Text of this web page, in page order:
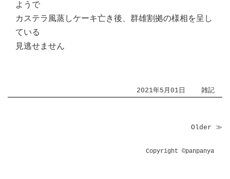
ようで
カステラ風蒸しケーキ亡き後、群雄割拠の様相を呈し
ている
見逃せません
2021年5月01日 雑記
Older ≫